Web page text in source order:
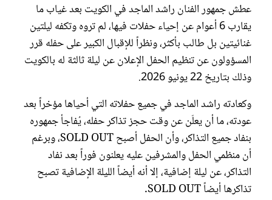
عطش جمهور الفنان راشد الماجد في الكويت بعد غياب ما
يقارب 6 أعوام عن إحياء حفلات فيها، لم تروه وتكفه ليلتين
غنائيتين بل طالب بأكثر، ونظراً للإقبال الكبير على حفله قرر
المسؤولون عن تنظيم الحفل الإعلان عن ليلة ثالثة له بالكويت
وذلك بتاريخ 22 يونيو 2026.
وكعادته راشد الماجد في جميع حفلاته التي أحياها مؤخراً بعد
عودته، ما أن يعلَن عن وقت حجز تذاكر حفله، يُفاجأ جمهوره
بنفاد جميع التذاكر، وأن الحفل أصبح SOLD OUT، وبرغم
أن منظمي الحفل والمشرفين عليه يعلنون فوراً بعد نفاد
التذاكر، عن ليلة إضافية، إلا أنه أيضاً الليلة الإضافية تصبح
تذاكرها أيضاً SOLD OUT.
مجلة سيدتي
غلاف رفمي